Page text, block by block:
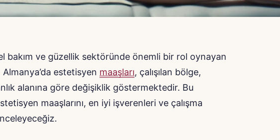
bakım ve güzellik sektöründe önemli bir rol oynayan
estetisyen maaşları, çalışılan bölge,
alanına göre değişiklik göstermektedir. Bu
maaşlarını, en iyi işverenleri ve çalışma